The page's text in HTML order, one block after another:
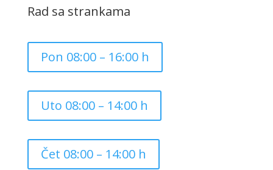
Rad sa strankama
Pon 08:00 – 16:00 h
Uto 08:00 – 14:00 h
Čet 08:00 – 14:00 h